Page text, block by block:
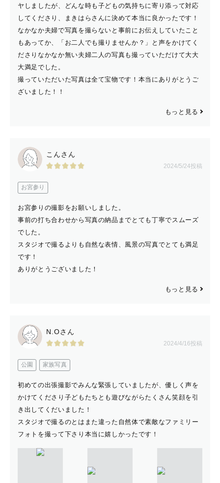
ヤしましたが、どんな時も子どもの気持ちに寄り添って対応
してくださり、まきはらさんに決めて本当に良かったです！
なかなか夫婦で写真を撮らないと事前にお伝えしていたこと
もあってか、「お二人でも撮りませんか？」と声をかけてく
ださりなかなか無い夫婦二人の写真も撮っていただけて大大
大満足でした。
撮っていただいた写真は全て宝物です！本当にありがとうご
ざいました！！
もっと見る
こんさん
2024/5/24投稿
お宮参り
お宮参りの撮影をお願いしました。
事前の打ち合わせから写真の納品までとても丁寧でスムーズ
でした。
スタジオで撮るよりも自然な表情、風景の写真でとても満足
です！
ありがとうございました！
もっと見る
N.Oさん
2024/4/16投稿
公園 家族写真
初めての出張撮影でみんな緊張していましたが、優しく声を
かけてくださり子どもたちとも遊びながらたくさん笑顔を引
き出してくだいました！
スタジオで撮るのとはまた違った自然体で素敵なファミリー
フォトを撮って下さり本当に嬉しかったです！